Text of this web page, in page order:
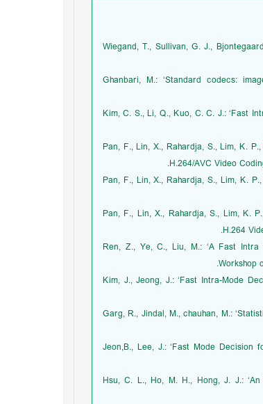
1. Wiegand, T., Sullivan, G. J.,
2. Ghanbari, M.: ‘Standard codecs:
3. Kim, C. S., Li, Q., Kuo, C. C. J.:
4. Pan, F., Lin, X., Rahardja, S., Lim, K.
H.264/AVC Video
5. Pan, F., Lin, X., Rahardja, S., Lim, K.
6. Pan, F., Lin, X., Rahardja, S., Lim,
H.264
7. Ren, Z., Ye, C., Liu, M.: ‘A Fast
Workshop
8. Kim, J., Jeong, J.: ‘Fast Intra-Mode
9. Garg, R., Jindal, M., chauhan, M.:
10. Jeon,B., Lee, J.: ‘Fast Mode
11. Hsu, C. L., Ho, M. H., Hong, J. J.: